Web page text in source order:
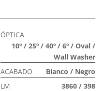
ÓPTICA
10º / 25º / 40º / 6º / Oval /
Wall Washer
ACABADO
Blanco / Negro
LM
3860 / 398